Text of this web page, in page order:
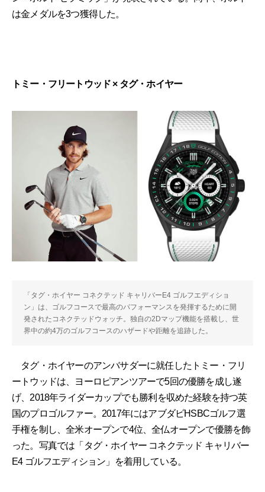
は金メダルを3つ獲得した。
トミー・フリートウッド × タグ・ホイヤー
「タグ・ホイヤー コネクテッド キャリバーE4 ゴルフエディショ
ン」は、ゴルフコースで最高のパフォーマンスを発揮するために開
発されたコネクテッドウォッチ。独自の2Dマップ機能を搭載し、世
界中の約4万のゴルフコースのハザードや距離を追跡した。
タグ・ホイヤーのアンバサダーに就任したトミー・フリ
ートウッドは、ヨーロピアンツアーで5回の優勝を成し遂
げ、2018年ライダーカップでも勝利を収めた経験を持つ英
国のプロゴルファー。2017年にはアブダビHSBCゴルフ選
手権を制し、全米オープンで4位、全仏オープンで優勝を飾
った。写真では「タグ・ホイヤー コネクテッド キャリバー
E4 ゴルフエディション」を着用している。